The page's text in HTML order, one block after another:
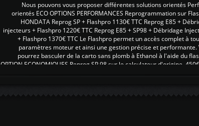
Nous pouvons vous proposer différentes solutions orientés
orientés ECO OPTIONS PERFORMANCES Reprogrammation sur
HONDATA Reprog SP + Flashpro 1130€ TTC Reprog E85 +
injecteurs + Flashpro 1220€ TTC Reprog E85 + SP98 + Débridage
+ Flashpro 1370€ TTC Le Flashpro permet un accès complet à
paramètres moteur et ainsi une gestion précise et performante.
pourrez basculer de la carto sans plomb à Ethanol à l'aide du
OPTION ECONOMIQUES Reprog SP 98 sur le calculateur d'origine